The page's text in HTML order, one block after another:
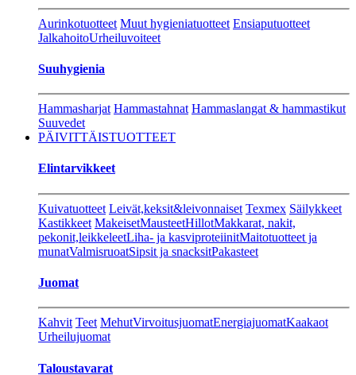
Aurinkotuotteet Muut hygieniatuotteet Ensiaputuotteet
JalkahoitoUrheiluvoiteet
Suuhygienia
Hammasharjat Hammastahnat Hammaslangat & hammastikut
Suuvedet
PÄIVITTÄISTUOTTEET
Elintarvikkeet
Kuivatuotteet Leivät,keksit&leivonnaiset Texmex Säilykkeet
Kastikkeet MakeisetMausteetHillotMakkarat, nakit,
pekonit,leikkeleetLiha- ja kasviproteiinitMaitotuotteet ja
munatValmisruoatSipsit ja snacksitPakasteet
Juomat
Kahvit Teet MehutVirvoitusjuomatEnergiajuomatKaakaot
Urheilujuomat
Taloustavarat